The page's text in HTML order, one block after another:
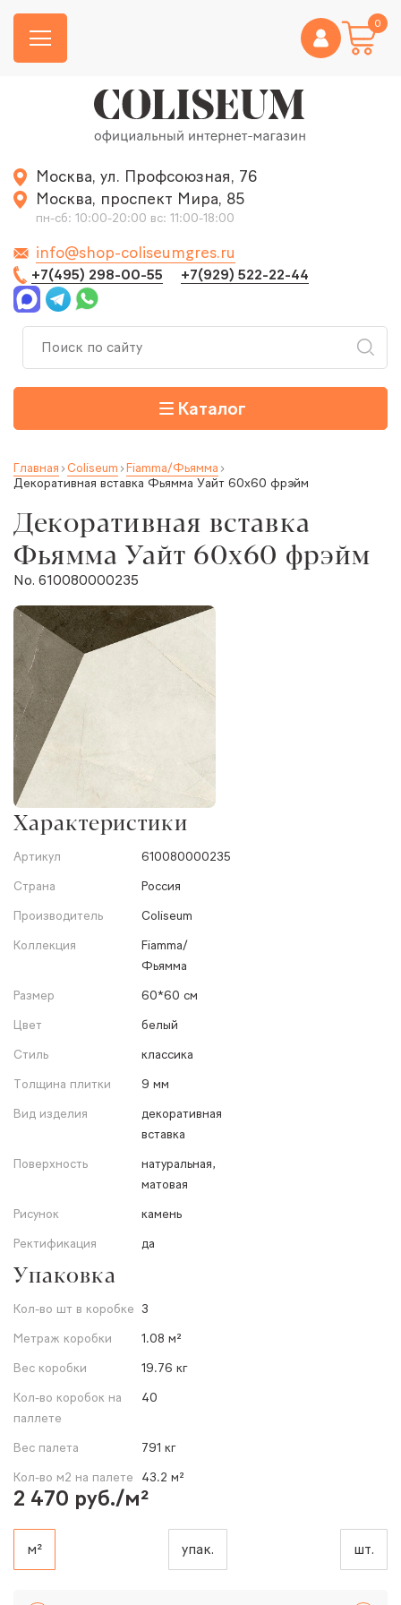
0
Москва, ул. Профсоюзная, 76
Москва, проспект Мира, 85
пн-сб: 10:00-20:00 вс: 11:00-18:00
info@shop-coliseumgres.ru
+7(495) 298-00-55 +7(929) 522-22-44
Каталог
Главная Coliseum Fiamma/Фьямма
Декоративная вставка Фьямма Уайт 60x60 фрэйм
Декоративная вставка
Фьямма Уайт 60x60 фрэйм
No. 610080000235
Характеристики
Артикул
610080000235
Страна
Россия
Производитель
Coliseum
Коллекция
Fiamma/
Фьямма
Размер
60*60 см
Цвет
белый
Стиль
классика
Толщина плитки
9 мм
Вид изделия
декоративная
вставка
Поверхность
натуральная,
матовая
Рисунок
камень
Ректификация
да
Упаковка
Кол-во шт в коробке 3
Метраж коробки
1.08 м²
Вес коробки
19.76 кг
Кол-во коробок на
паллете
40
Вес палета
791 кг
Кол-во м2 на палете
43.2 м²
2 470 руб./м²
м² упак. шт.